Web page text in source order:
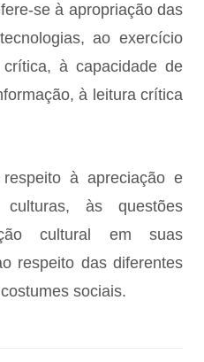
se à apropriação das
ao exercício
à capacidade de
à leitura crítica
à apreciação e
às questões
cultural em suas
respeito das diferentes
sociais.